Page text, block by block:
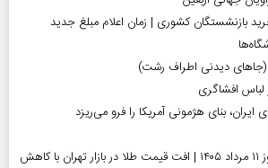
بازنشستگان کشوری | زمان اعلام مبلغ جدید
دیدنی اطراف رشت)
لباس افشاگری
بنای هژمونی آمریکا را فرو می‌ریزد
قیمت طلا و سکه امروز ۱۱ مرداد ۱۴۰۵ | افت قیمت طلا در بازار تهران با کاهش